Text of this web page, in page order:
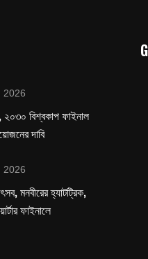
2026
বিশ্বকাপ ফাইনাল
দাবি
2026
মনবীরের হ্যাটট্রিক,
ফাইনালে